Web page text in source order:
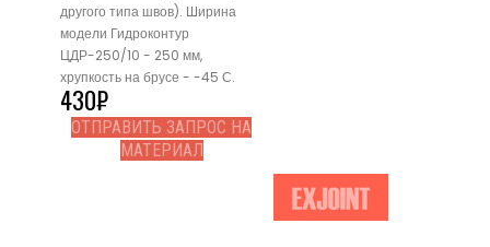
другого типа швов). Ширина
модели Гидроконтур
ЦДР-250/10 - 250 мм,
хрупкость на брусе - -45 С.
430₽
ОТПРАВИТЬ ЗАПРОС НА
МАТЕРИАЛ